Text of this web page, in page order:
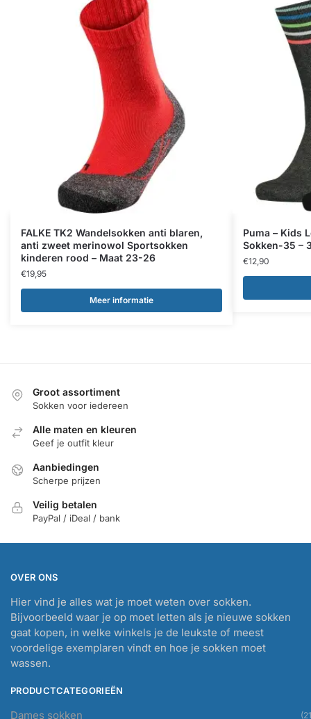
FALKE TK2 Wandelsokken anti blaren,
anti zweet merinowol Sportsokken
kinderen rood – Maat 23-26
€19,95
Meer informatie
Puma – Kids
Sokken-35 –
€12,90
Groot assortiment
Sokken voor iedereen
Alle maten en kleuren
Geef je outfit kleur
Aanbiedingen
Scherpe prijzen
Veilig betalen
PayPal / iDeal / bank
OVER ONS
Hier vind je alles wat je moet weten over sokken.
Bijvoorbeeld waar je op moet letten als je nieuwe sokken
gaat kopen, in welke winkels je de leukste of meest
voordelige exemplaren vindt en hoe je sokken moet
wassen.
PRODUCTCATEGORIEËN
Dames sokken